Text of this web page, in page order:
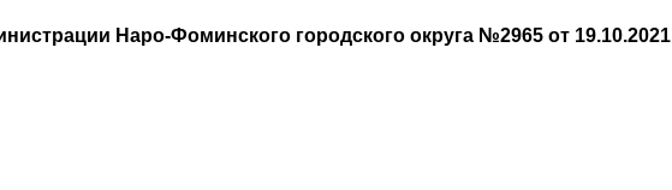
Наро-Фоминского городского округа №2965 от 19.10.2021